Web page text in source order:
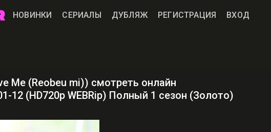
НОВИНКИ СЕРИАЛЫ ДУБЛЯЖ РЕГИСТРАЦИЯ ВХОД
Me (Reobeu mi)) смотреть онлайн
12 (HD720p WEBRip) Полный 1 сезон (Золото)